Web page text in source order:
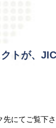
トが、
にてご覧下さ